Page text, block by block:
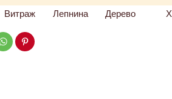
Витраж Лепнина Дерево